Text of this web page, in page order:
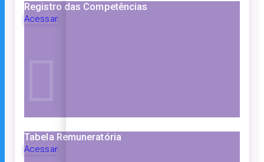
Registro das Competências
Acessar
Tabela Remuneratória
Acessar